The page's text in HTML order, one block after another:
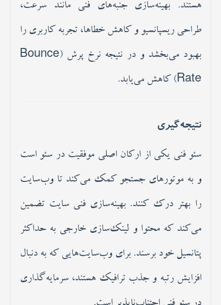
هستند. بهینه‌سازی جنبه‌های فنی مانند سرعت،
طراحی ریسپانسیو و کاهش خطاها، تجربه کاربری را
بهبود می‌بخشد و در نتیجه نرخ پرش (Bounce
Rate) کاهش می‌یابد.
نتیجه‌گیری
سئو فنی یکی از ارکان اصلی موفقیت در سئو است
و به موتورهای جستجو کمک می‌کند تا وب‌سایت
را بهتر درک کنند. بهینه‌سازی فنی سایت تضمین
می‌کند که محتوا و لینک‌سازی خارجی به حداکثر
پتانسیل خود برسند. برای وب‌سایت‌هایی که به دنبال
افزایش رتبه و جذب ترافیک هستند، سرمایه‌گذاری